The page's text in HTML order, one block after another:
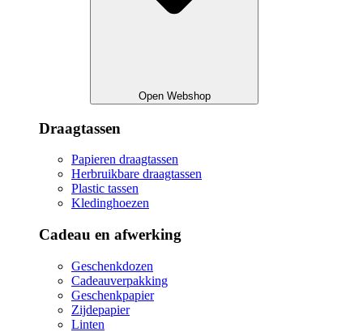
Open Webshop
Draagtassen
Papieren draagtassen
Herbruikbare draagtassen
Plastic tassen
Kledinghoezen
Cadeau en afwerking
Geschenkdozen
Cadeauverpakking
Geschenkpapier
Zijdepapier
Linten